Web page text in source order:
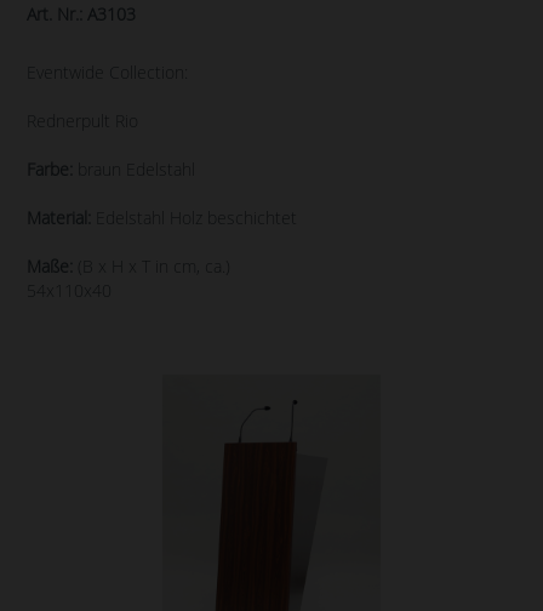
Art. Nr.: A3103
Eventwide Collection:
Rednerpult Rio
Farbe: braun Edelstahl
Material: Edelstahl Holz beschichtet
Maße:
(B x H x T in cm, ca.)